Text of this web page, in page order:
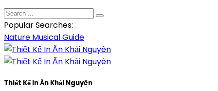
Popular Searches:
Nature MusicalGuide
Thiết Kế In Ấn Khải Nguyên